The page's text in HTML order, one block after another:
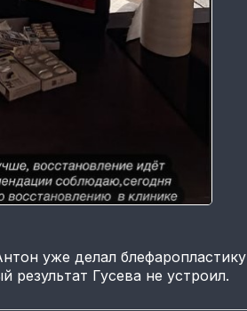
уже делал блефаропластику
результат Гусева не устроил.